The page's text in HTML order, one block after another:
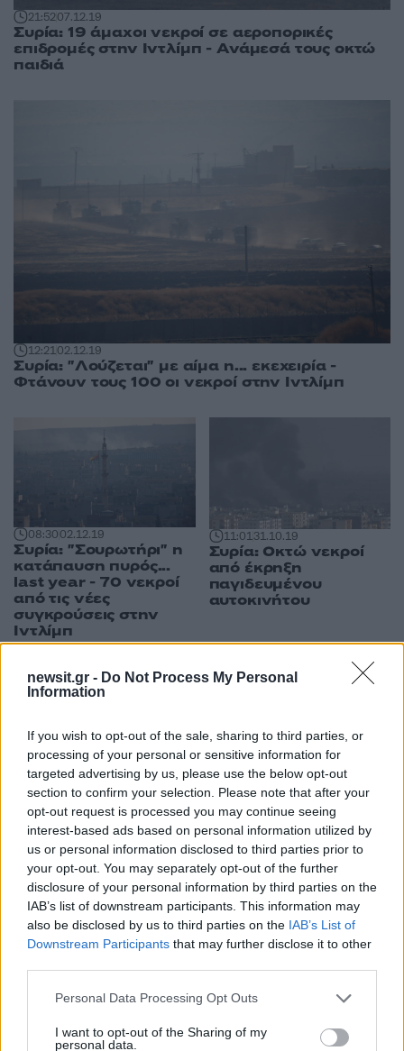
newsit.gr - Do Not Process My Personal
Information
If you wish to opt-out of the sale, sharing to third parties, or
processing of your personal or sensitive information for
targeted advertising by us, please use the below opt-out
section to confirm your selection. Please note that after your
opt-out request is processed you may continue seeing
interest-based ads based on personal information utilized by
us or personal information disclosed to third parties prior to
your opt-out. You may separately opt-out of the further
disclosure of your personal information by third parties on the
IAB’s list of downstream participants. This information may
also be disclosed by us to third parties on the IAB’s List of
Downstream Participants that may further disclose it to other
Please note that this website/app uses one or more Google
not limited to your visit or usage behaviour. You may click to
Personal Data Processing Opt Outs
I want to opt-out of the Sharing of my
personal data.
21:5207.12.19
Συρία: 19 άμαχοι νεκροί σε αεροπορικές
επιδρομές στην Ιντλίμπ - Ανάμεσά τους οκτώ
παιδιά
12:2102.12.19
Συρία: "Λούζεται" με αίμα η... εκεχειρία -
Φτάνουν τους 100 οι νεκροί στην Ιντλίμπ
08:3002.12.19
Συρία: "Σουρωτήρι" η
κατάπαυση πυρός...
last year - 70 νεκροί
από τις νέες
συγκρούσεις στην
Ιντλίμπ
11:0131.10.19
Συρία: Οκτώ νεκροί
από έκρηξη
παγιδευμένου
αυτοκινήτου